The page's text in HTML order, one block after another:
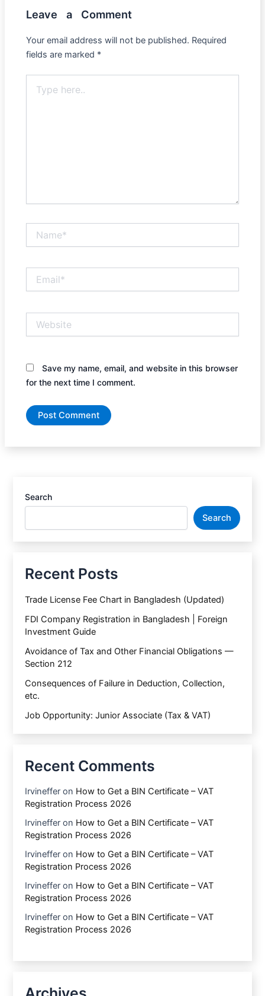
Leave a Comment
Your email address will not be published. Required
fields are marked *
here..
Save my name, email, and website in this browser
for the next time I comment.
Search
Search
Recent Posts
Trade License Fee Chart in Bangladesh (Updated)
FDI Company Registration in Bangladesh | Foreign
Investment Guide
Avoidance of Tax and Other Financial Obligations —
Section 212
Consequences of Failure in Deduction, Collection,
etc.
Job Opportunity: Junior Associate (Tax & VAT)
Recent Comments
Irvineffer on How to Get a BIN Certificate – VAT
Registration Process 2026
Irvineffer on How to Get a BIN Certificate – VAT
Registration Process 2026
Irvineffer on How to Get a BIN Certificate – VAT
Registration Process 2026
Irvineffer on How to Get a BIN Certificate – VAT
Registration Process 2026
Irvineffer on How to Get a BIN Certificate – VAT
Registration Process 2026